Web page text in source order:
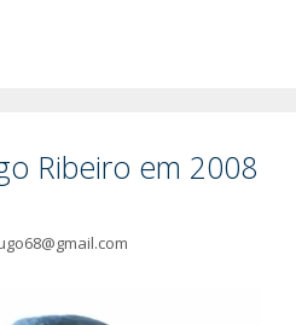
Ribeiro em 2008